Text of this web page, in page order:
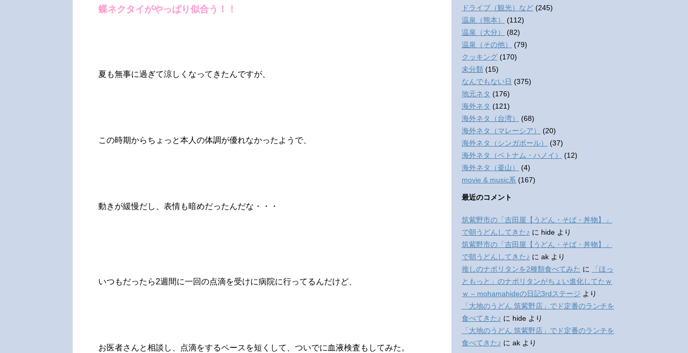
蝶ネクタイがやっぱり似合う！！
夏も無事に過ぎて涼しくなってきたんですが、
この時期からちょっと本人の体調が優れなかったようで、
動きが緩慢だし、表情も暗めだったんだな・・・
いつもだったら2週間に一回の点滴を受けに病院に行ってるんだけど、
お医者さんと相談し、点滴をするペースを短くして、ついでに血液検査もしてみた。
ドライブ（観光）など (245)
温泉（熊本）
(112)
温泉（大分）
(82)
温泉（その他）
(79)
クッキング (170)
未分類 (15)
なんでもない日 (375)
地元ネタ (176)
海外ネタ (121)
海外ネタ（台湾）
(68)
海外ネタ（マレーシア）
(20)
海外ネタ（シンガポール）
(37)
海外ネタ（ベトナム・ハノイ）
(12)
海外ネタ（釜山）
(4)
movie & music系 (167)
最近のコメント
筑紫野市の「吉田屋【うどん・そば・丼物】」
で朝うどんしてきた♪ に hide より
筑紫野市の「吉田屋【うどん・そば・丼物】」
で朝うどんしてきた♪ に ak より
推しのナポリタンを2種類食べてみた に
「ほっ
ともっと」のナポリタンがちょい進化してたｗ
ｗ – mohamahideの日記3rdステージ より
「大地のうどん 筑紫野店」でド定番のランチを
食べてきた♪ に hide より
「大地のうどん 筑紫野店」でド定番のランチを
食べてきた♪ に ak より